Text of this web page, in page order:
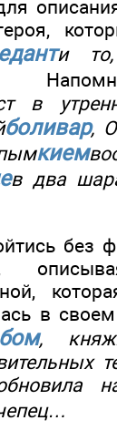
и
в
боливар,
кием
в два
без
в
,